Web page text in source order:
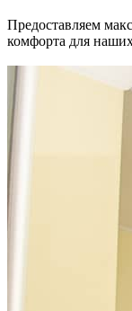
Предоставляем
комфорта для